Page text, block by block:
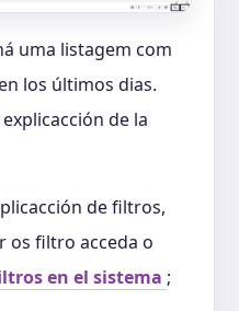
uma listagem com
los últimos dias.
de la
de filtros,
os filtro acceda o
en el sistema ;